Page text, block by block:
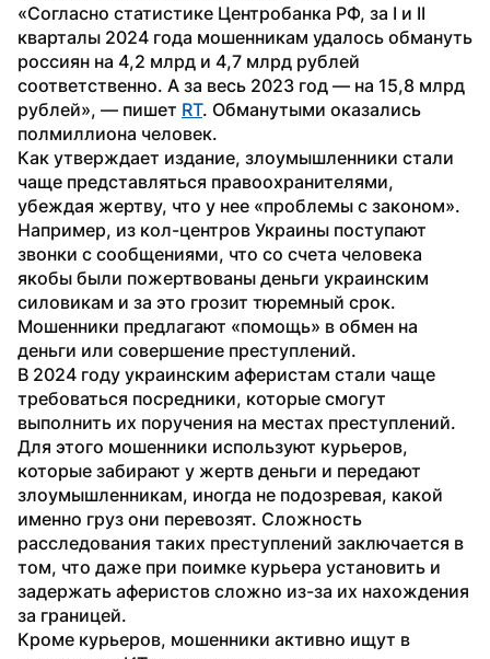
«Согласно статистике Центробанка РФ, за I и II
кварталы 2024 года мошенникам удалось обмануть
россиян на 4,2 млрд и 4,7 млрд рублей
соответственно. А за весь 2023 год — на 15,8 млрд
рублей», — пишет RT. Обманутыми оказались
полмиллиона человек.
Как утверждает издание, злоумышленники стали
чаще представляться правоохранителями,
убеждая жертву, что у нее «проблемы с законом».
Например, из кол-центров Украины поступают
звонки с сообщениями, что со счета человека
якобы были пожертвованы деньги украинским
силовикам и за это грозит тюремный срок.
Мошенники предлагают «помощь» в обмен на
деньги или совершение преступлений.
В 2024 году украинским аферистам стали чаще
требоваться посредники, которые смогут
выполнить их поручения на местах преступлений.
Для этого мошенники используют курьеров,
которые забирают у жертв деньги и передают
злоумышленникам, иногда не подозревая, какой
именно груз они перевозят. Сложность
расследования таких преступлений заключается в
том, что даже при поимке курьера установить и
задержать аферистов сложно из-за их нахождения
за границей.
Кроме курьеров, мошенники активно ищут в